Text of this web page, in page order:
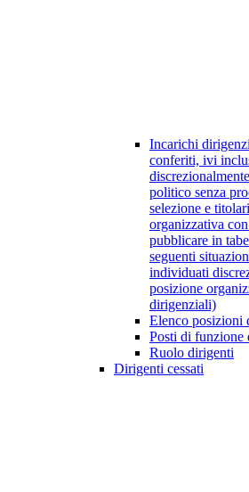
Incarichi
conferiti, ivi
politico senza
selezione e
organizzativa
pubblicare in
seguenti
individuati
posizione
dirigenziali)
Elenco posizioni
Posti di funzione
Ruolo dirigenti
Dirigenti cessati